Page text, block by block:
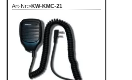
Art-Nr:>KW-KMC-21